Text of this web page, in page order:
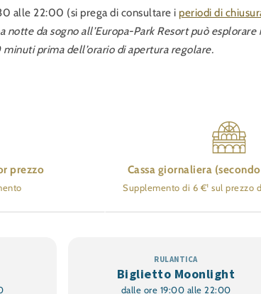
alle 22:00 (si prega di consultare i periodi di
notte da sogno all’Europa-Park Resort può esplorare
prima dell’orario di apertura regolare.
prezzo Cassa giornaliera
Supplemento di 6 €¹ sul prezzo
Biglietto Moonlight
dalle ore 19:00 alle 22:00